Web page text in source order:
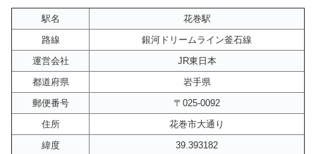
駅名
花巻駅
路線
銀河ドリームライン釜石線
運営会社
JR東日本
都道府県
岩手県
郵便番号
〒025-0092
住所
花巻市大通り
緯度
39.393182